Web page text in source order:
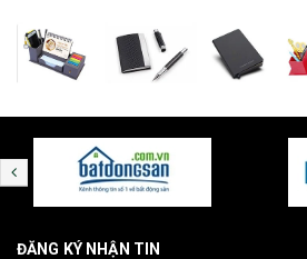
ĐĂNG KÝ NHẬN TIN